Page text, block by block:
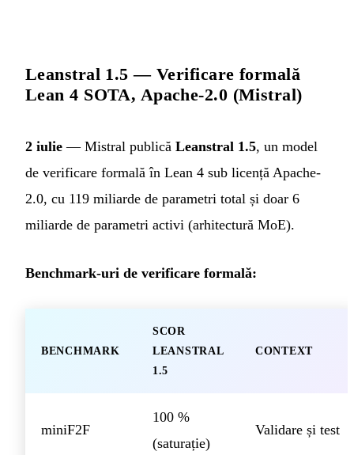
Leanstral 1.5 — Verificare formală
Lean 4 SOTA, Apache-2.0 (Mistral)
2 iulie — Mistral publică Leanstral 1.5, un model
de verificare formală în Lean 4 sub licență Apache-
2.0, cu 119 miliarde de parametri total și doar 6
miliarde de parametri activi (arhitectură MoE).
Benchmark-uri de verificare formală:
BENCHMARK
SCOR
LEANSTRAL
1.5
CONTEXT
miniF2F
100 %
(saturație)
Validare și test